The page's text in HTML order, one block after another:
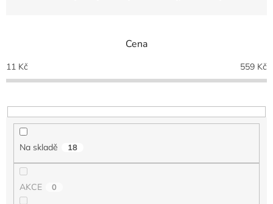
p
r
o
u
Cena
11 Kč 559 Kč
Na skladě 18
AKCE 0